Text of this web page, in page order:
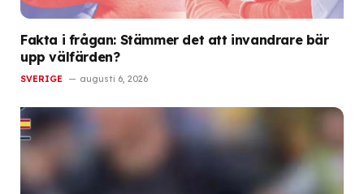
Fakta i frågan: Stämmer det att invandrare bär
upp välfärden?
SVERIGE augusti 6, 2026